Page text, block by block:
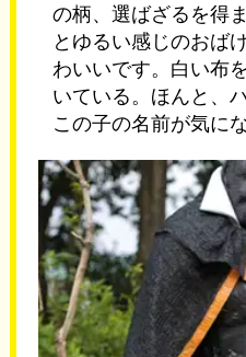
の柄、選ばざるを得
とゆるい感じのおば
わいいです。白い布
いている。ほんと、
この子の名前が気に